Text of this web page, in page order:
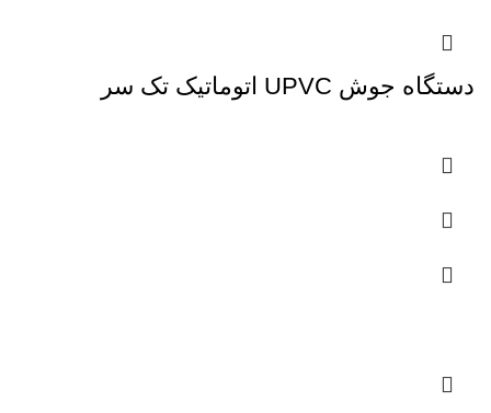
دستگاه جوش UPVC اتوماتیک تک سر